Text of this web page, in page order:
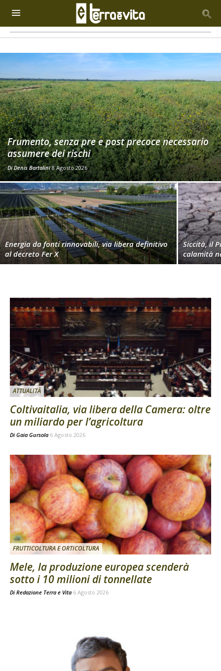
Frumento, senza pre e post precoce necessario
assumere dei rischi
DiDenis Bartolini 8 Agosto 2026
Energia da fonti rinnovabili, via libera definitivo
al decreto Fer X
Siccità, il
calamità
ATTUALITÀ
Coltivaitalia, via libera della Camera: oltre
un miliardo per l’agricoltura
Di Gaia Gursola 6 Agosto 2026
FRUTTICOLTURA E ORTICOLTURA
Mele, la produzione europea scenderà
sotto i 10 milioni di tonnellate
Di Redazione Terra e Vita 6 Agosto 2026